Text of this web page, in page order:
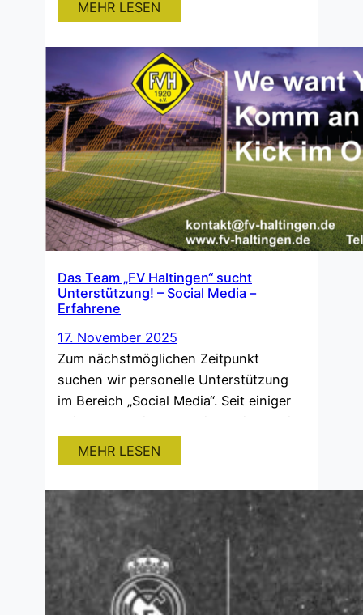
und das in beeindruckender Manier. Mit
JFV Schliengen/Liel-NE ließ die
Mannschaft keinerlei Zweifel daran,
wer an diesem Abend das bessere
Team war.Die Freude nach dem
Schlusspfiff war…
MEHR LESEN
Das Team „FV Haltingen“ sucht
Unterstützung! – Social Media –
Erfahrene
17. November 2025
Zum nächstmöglichen Zeitpunkt
suchen wir personelle Unterstützung
im Bereich „Social Media“. Seit einiger
um unsere Präsenz im Ort zu stärken,
Neumitglieder anzuwerben und
dem Laufenden zu halten. Dazu nutzen
wir bereits schon einige Online- und
Offline-Kanäle. Um hier noch mehr
öffentlich wahrgenommen zu…
MEHR LESEN